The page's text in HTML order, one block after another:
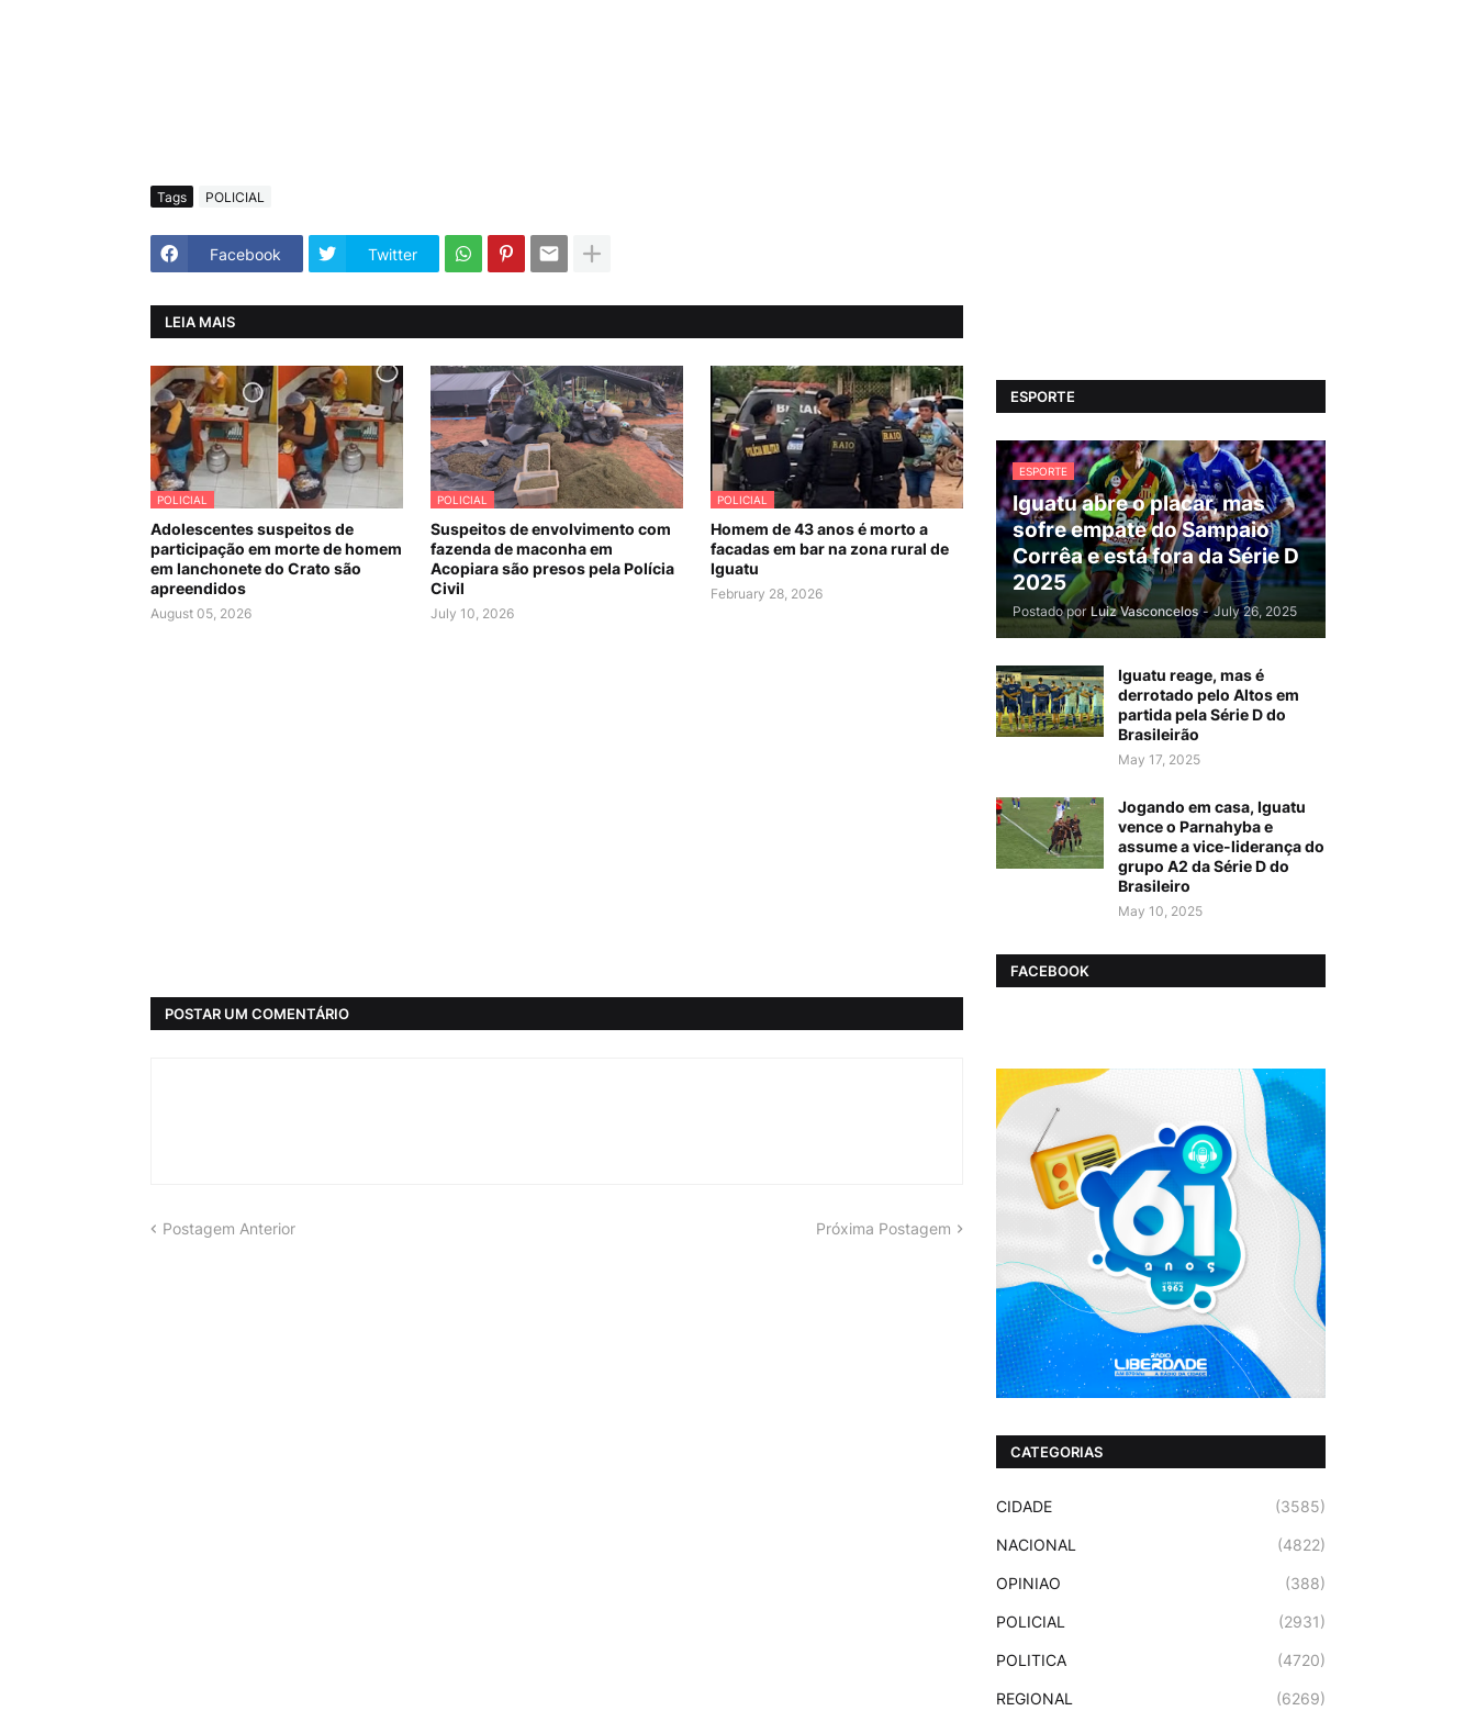
Tags POLICIAL
Facebook Twitter
LEIA MAIS
POLICIAL
Adolescentes suspeitos de
participação em morte de homem
em lanchonete do Crato são
apreendidos
August 05, 2026
POLICIAL
Suspeitos de envolvimento com
fazenda de maconha em
Acopiara são presos pela Polícia
Civil
July 10, 2026
POLICIAL
Homem de 43 anos é morto a
facadas em bar na zona rural de
Iguatu
February 28, 2026
POSTAR UM COMENTÁRIO
Postagem Anterior Próxima Postagem
ESPORTE
ESPORTE
Iguatu abre o placar, mas
sofre empate do Sampaio
Corrêa e está fora da Série D
2025
Postado por Luiz Vasconcelos - July 26, 2025
Iguatu reage, mas é
derrotado pelo Altos em
partida pela Série D do
Brasileirão
May 17, 2025
Jogando em casa, Iguatu
vence o Parnahyba e
assume a vice-liderança do
grupo A2 da Série D do
Brasileiro
May 10, 2025
FACEBOOK
CATEGORIAS
CIDADE (3585)
NACIONAL (4822)
OPINIAO (388)
POLICIAL (2931)
POLITICA (4720)
REGIONAL (6269)